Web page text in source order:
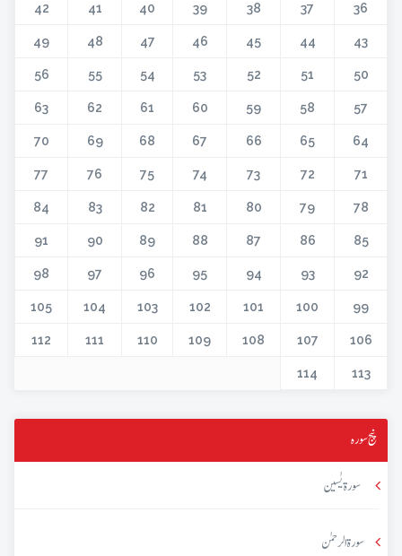
36
37
38
39
40
41
42
43
44
45
46
47
48
49
50
51
52
53
54
55
56
57
58
59
60
61
62
63
64
65
66
67
68
69
70
71
72
73
74
75
76
77
78
79
80
81
82
83
84
85
86
87
88
89
90
91
92
93
94
95
96
97
98
99
100
101
102
103
104
105
106
107
108
109
110
111
112
113
114
پنج سورہ
سورۃ یٰسین
سورۃ الرحمٰن